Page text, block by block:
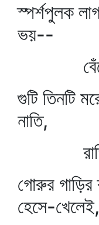
স্পর্শপুলক
ভয়--
বেঁচে
গুটি তিনটি
নাতি,
গোরুর গাড়ির
হেসে-খেলেই,